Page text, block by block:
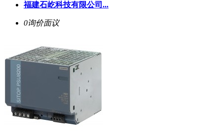
福建石屹科技有限公司...
0询价面议